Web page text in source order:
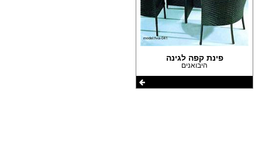
(1)
פינת קפה לגינה
היבואנים
הצהרת נגישות